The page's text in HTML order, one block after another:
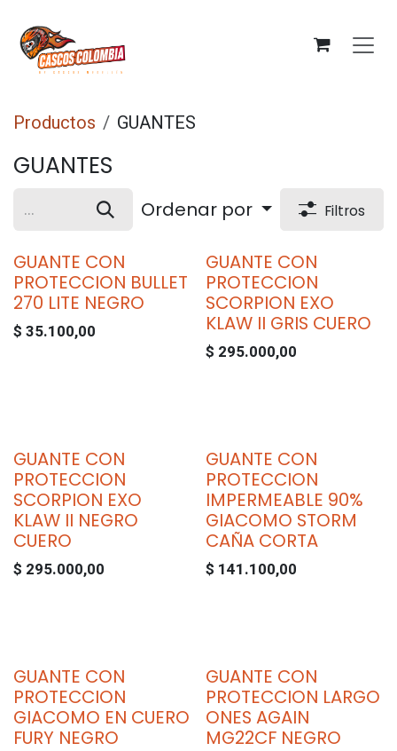
Productos GUANTES
GUANTES
Ordenar por Filtros
GUANTE CON
PROTECCION BULLET
270 LITE NEGRO
$ 35.100,00
GUANTE CON
PROTECCION
SCORPION EXO
KLAW II GRIS CUERO
$ 295.000,00
GUANTE CON
PROTECCION
SCORPION EXO
KLAW II NEGRO
CUERO
$ 295.000,00
GUANTE CON
PROTECCION
IMPERMEABLE 90%
GIACOMO STORM
CAÑA CORTA
$ 141.100,00
GUANTE CON
PROTECCION
GIACOMO EN CUERO
FURY NEGRO
GUANTE CON
PROTECCION LARGO
ONES AGAIN
MG22CF NEGRO